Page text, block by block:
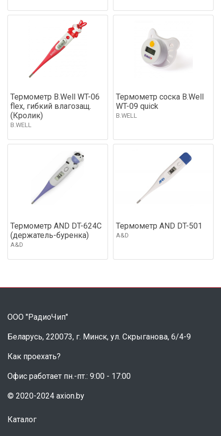
Термометр B.Well WT-06
flex, гибкий влагозащ.
(Кролик)
B.WELL
Термометр соска B.Well
WT-09 quick
B.WELL
Термометр AND DT-624C
(держатель-буренка)
A&D
Термометр AND DT-501
A&D
ООО "РадиоЧип"
Беларусь, 220073, г. Минск, ул. Скрыганова, 6/4-9
Как проехать?
Офис работает пн.-пт.: 9:00 - 17:00
© 2020-2024 axion.by
Каталог